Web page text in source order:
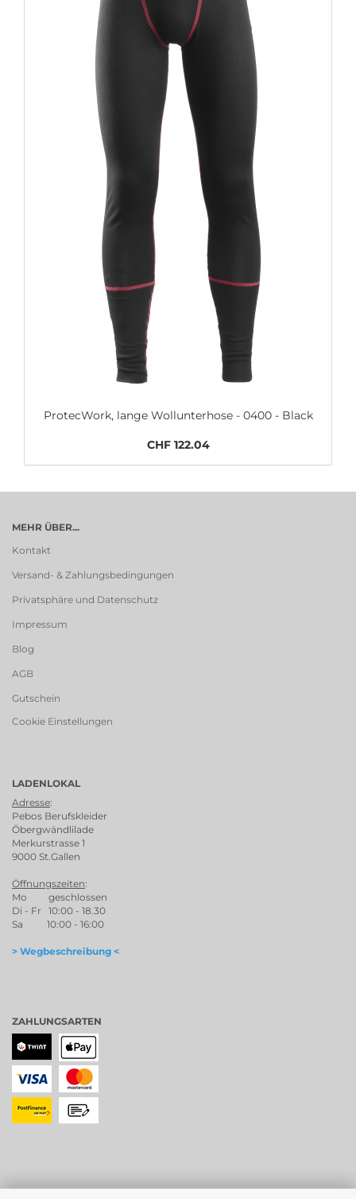
ProtecWork, lange Wollunterhose - 0400 - Black
CHF 122.04
MEHR ÜBER...
Kontakt
Versand- & Zahlungsbedingungen
Privatsphäre und Datenschutz
Impressum
Blog
AGB
Gutschein
Cookie Einstellungen
LADENLOKAL
Adresse:
Pebos Berufskleider
Öbergwändlilade
Merkurstrasse 1
9000 St.Gallen
Öffnungszeiten:
Mo geschlossen
Di - Fr 10:00 - 18.30
Sa 10:00 - 16:00
> Wegbeschreibung <
ZAHLUNGSARTEN